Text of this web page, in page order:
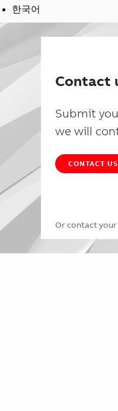
한국어
Contact
Submit
we will
CONTACT US
Or contact your